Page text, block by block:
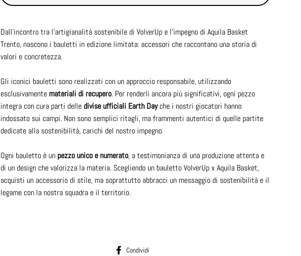
Dall'incontro tra l'artigianalità sostenibile di VolverUp e l'impegno di Aquila Basket
Trento, nascono i bauletti in edizione limitata: accessori che raccontano una storia di
valori e concretezza.
Gli iconici bauletti sono realizzati con un approccio responsabile, utilizzando
esclusivamente materiali di recupero. Per renderli ancora più significativi, ogni pezzo
integra con cura parti delle divise ufficiali Earth Dayche i nostri giocatori hanno
indossato sui campi. Non sono semplici ritagli, ma frammenti autentici di quelle partite
dedicate alla sostenibilità, carichi del nostro impegno.
Ogni bauletto è un pezzo unico e numerato, a testimonianza di una produzione attenta e
di un design che valorizza la materia. Scegliendo un bauletto VolverUp x Aquila Basket,
acquisti un accessorio di stile, ma soprattutto abbracci un messaggio di sostenibilità e il
legame con la nostra squadra e il territorio.
Condividi